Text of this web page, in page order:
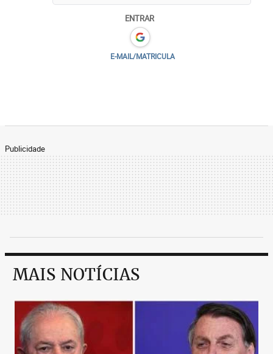
ENTRAR
E-MAIL/MATRICULA
Publicidade
MAIS NOTÍCIAS